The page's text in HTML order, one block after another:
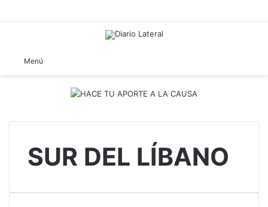
Menú
SUR DEL LÍBANO